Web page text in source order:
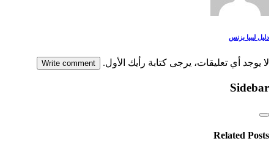
دليل ليبيا بزنس
لا يوجد أي تعليقات، يرجى كتابة رأيك الأول. Write comment
Sidebar
Related Posts